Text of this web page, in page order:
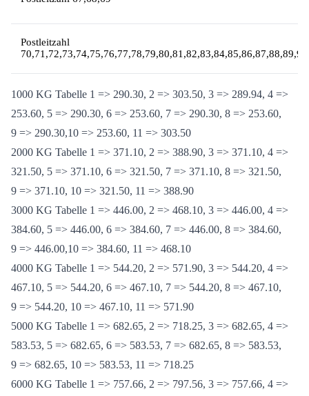
Postleitzahl
1000 KG Tabelle 1 => 290.30, 2 => 303.50, 3 => 289.94, 4 =>
253.60, 5 => 290.30, 6 => 253.60, 7 => 290.30, 8 => 253.60,
9 => 290.30,10 => 253.60, 11 => 303.50
2000 KG Tabelle 1 => 371.10, 2 => 388.90, 3 => 371.10, 4 =>
321.50, 5 => 371.10, 6 => 321.50, 7 => 371.10, 8 => 321.50,
9 => 371.10, 10 => 321.50, 11 => 388.90
3000 KG Tabelle 1 => 446.00, 2 => 468.10, 3 => 446.00, 4 =>
384.60, 5 => 446.00, 6 => 384.60, 7 => 446.00, 8 => 384.60,
9 => 446.00,10 => 384.60, 11 => 468.10
4000 KG Tabelle 1 => 544.20, 2 => 571.90, 3 => 544.20, 4 =>
467.10, 5 => 544.20, 6 => 467.10, 7 => 544.20, 8 => 467.10,
9 => 544.20, 10 => 467.10, 11 => 571.90
5000 KG Tabelle 1 => 682.65, 2 => 718.25, 3 => 682.65, 4 =>
583.53, 5 => 682.65, 6 => 583.53, 7 => 682.65, 8 => 583.53,
9 => 682.65, 10 => 583.53, 11 => 718.25